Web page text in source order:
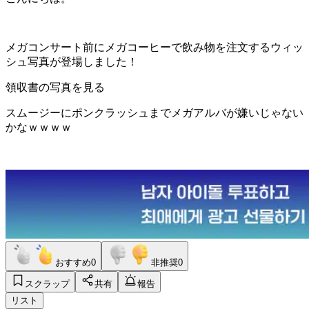
メガコンサート前にメガコーヒーで飲み物を注文するウィッ
シュ写真が登場しました！
領収書の写真を見る
スムージーにポンクラッシュまでメガアルバが嫌いじゃない
かなｗｗｗｗ
おすすめ0 非推奨0
スクラップ 共有
報告
リスト